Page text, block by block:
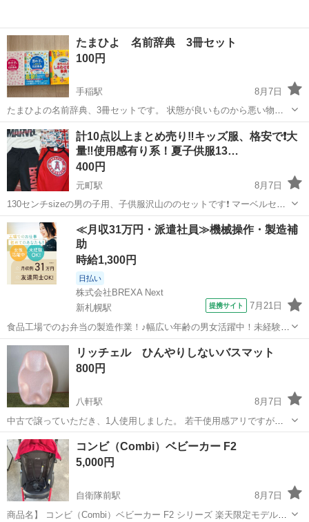
たまひよ 名前辞典 3冊セット
100円
手稲駅
8月7日
たまひよの名前辞典、3冊セットです。 状態が良いものから悪い物ま
で様々です。 折れや汚れ、マーカー跡などあります。 中古品にご理解
いただける方、取りに来ていただける方、どうぞ宜しくお願い致しま
す。 今週中に破棄の予定です。
北海道 札幌市 手稲駅 子供用品 セット
計10点以上まとめ売り‼️キッズ服、格安で❗大
量‼️使用感有り系！夏子供服13…
400円
元町駅
8月7日
130センチsizeの男の子用、子供服沢山ののセットです❗ マーベルセッ
ト上下も、ユニクロのマリオTシャツ、ステテコ、妖怪ウォッチやパジ
ャマ、H&Mのハーフパンツや、TKKIDSのハーフパンツや、ロゴスデ
イズハーフパンツ、...
北海道 札幌市 元町駅 キッズ用品 マーベル
≪月収31万円・派遣社員≫機械操作・製造補
助
時給1,300円
日払い
株式会社BREXA Next
新札幌駅
提携サイト 7月21日
食品工場でのお弁当の製造作業！♪幅広い年齢の男女活躍中！未経験活
躍中♪日払い制度あり◎働きやすい空調完備♪車・バイク・自転車通勤
可！安心の社会保険完備！駅から無料送迎あり◎《北海道札幌市厚別
区》 人気の工場のお仕事 【お弁...
北海道 札幌市 その他
リッチェル ひんやりしないバスマット
800円
八軒駅
8月7日
中古で譲っていただき、1人使用しました。 若干使用感アリですが、
使うぶんには特に問題ないと思います。 八軒ダイイチ横のひまわり公
園で受け渡し希望です
北海道 札幌市 八軒駅
コンビ（Combi）ベビーカー F2
5,000円
自衛隊前駅
8月7日
商品名】 コンビ（Combi）ベビーカー F2 シリーズ 楽天限定モデル